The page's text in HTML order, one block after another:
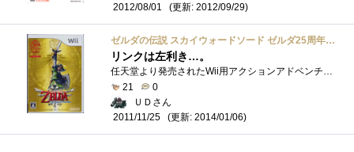
2012/08/01
(更新: 2012/09/29)
ゼルダの伝説 スカイウォードソード ゼルダ25周年パック
リンクは左利き…。
21
0
ＵＤさん
2011/11/25
(更新: 2014/01/06)